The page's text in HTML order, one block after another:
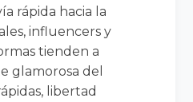
rápida hacia la
influencers y
tienden a
glamorosa del
libertad